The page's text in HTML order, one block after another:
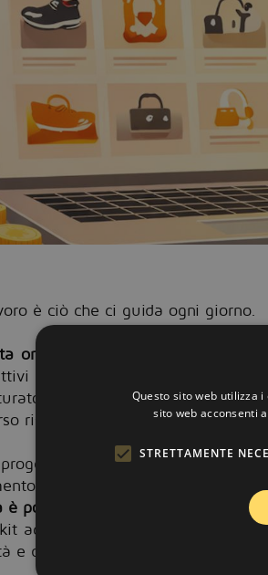
è ciò che ci guida ogni giorno.
online non è più un’opzione,
di business e q
ualunque
può trasformare la tua
risultati migliori.
e realizzare il tuo e-
automatici e gestione del
possibile verticalizzare le
acquistabile o scaricabile dal
e della velocità del sito.
Questo sito web utilizza
sito web acconsenti
STRETTAMENTE